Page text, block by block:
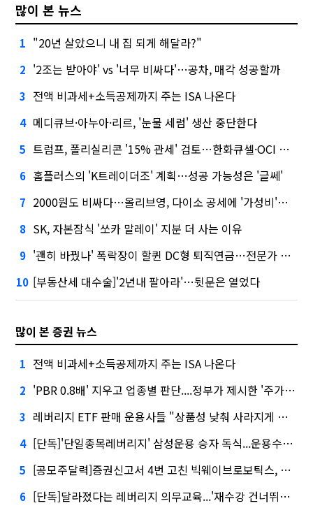
많이 본 뉴스
1 "20년 살았으니 내 집 되게 해달라?"
2 '2조는 받아야' vs '너무 비싸다'…공차, 매각 성공할까
3 전액 비과세+소득공제까지 주는 ISA 나온다
4 메디큐브·아누아·리르, '눈물 세럼' 생산 중단한다
5 트럼프, 폴리실리콘 '15% 관세' 검토…한화큐셀·OCI 영향은?
6 홈플러스의 'K트레이더조' 계획…성공 가능성은 '글쎄'
7 2000원도 비싸다…올리브영, 다이소 공세에 '가성비'로 맞불
8 SK, 자본잠식 '쏘카 말레이' 지분 더 사는 이유
9 '괜히 바꿨나' 폭락장이 할퀸 DC형 퇴직연금…전문가 조언은
10 [부동산세 대수술]'2년내 팔아라'…뒷문은 열었다
많이 본 증권 뉴스
1 전액 비과세+소득공제까지 주는 ISA 나온다
2 'PBR 0.8배' 지우고 업종별 판단....정부가 제시한 '주가 누르기' 방지법
3 레버리지 ETF 판매 운용사들 "상품성 낮춰 사라지게 해야"…일부 신중론도
4 [단독]'단일종목레버리지' 삼성운용 승자 독식...운용수익 미래에셋의 6배
5 [공모주달력]증권신고서 4번 고친 빅웨이브로보틱스, 수요예측
6 [단독]달라졌다는 레버리지 의무교육...'재수강 건너뛰기' 허점